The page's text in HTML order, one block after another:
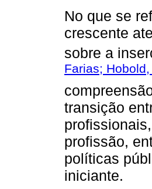
No que se
crescente
sobre a
Farias;
transição
profissão,
políticas
iniciante.